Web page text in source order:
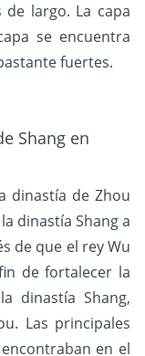
largo. La capa
se encuentra
fuertes.
Shang en
dinastía de Zhou
dinastía Shang a
de que el rey Wu
de fortalecer la
dinastía Shang,
Las principales
en el